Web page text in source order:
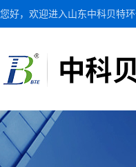
您好，欢迎进入山东中科贝特